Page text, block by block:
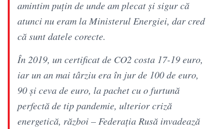
amintim puţin de unde am plecat şi sigur că
atunci nu eram la Ministerul Energiei, dar cred
că sunt datele corecte.
În 2019, un certificat de CO2 costa 17-19 euro,
iar un an mai târziu era în jur de 100 de euro,
90 şi ceva de euro, la pachet cu o furtună
perfectă de tip pandemie, ulterior criză
energetică, război – Federaţia Rusă invadează